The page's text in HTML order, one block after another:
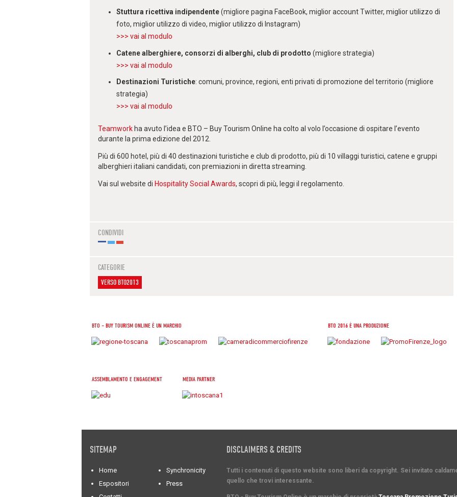
Stuttura ricettiva indipendente(migliore pagina FaceBook, miglior account Twitter, miglior utilizzo di
foto, miglior utilizzo di video, miglior utilizzo di Instagram)
>>> vai al modulo
Catene alberghiere, consorzi di alberghi, club di prodotto (migliore strategia)
>>> vai al modulo
Destinazioni Turistiche: comuni, province, regioni, enti privati di promozione del territorio (migliore
strategia)
>>> vai al modulo
Teamwork ha avuto l’idea e BTO – Buy Tourism Online ha colto al volo l’occasione di ospitare l’evento
durante la prima edizione del 2012.
Più di 600 hotel, più di 40 destinazioni turistiche e club di prodotto, più di 10 villaggi turistici, catene e gruppi
alberghieri italiani candidati, con premiazioni in diretta streaming.
Vai sul website di Hospitality Social Awards, scopri di più, leggi il regolamento.
CONDIVIDI
CATEGORIE
VERSO BTO2013
BTO – BUY TOURISM ONLINE È UN MARCHIO BTO 2016 È UNA PRODUZIONE
ASSEMBLAMENTO E ENGAGEMENT MEDIA PARTNER
SITEMAP
Home
Synchronicity
Espositori
Press
DISCLAIMERS & CREDITS
Tutti i contenuti di questo website sono liberi da copyright. Sei invitato
quello che trovi interessante.